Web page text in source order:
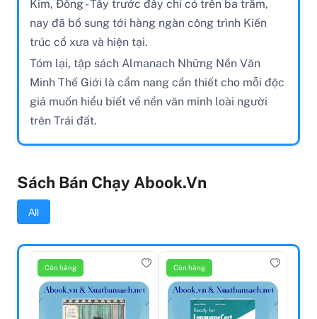
Kim, Đông - Tây trước đây chỉ có trên ba trăm,
nay đã bổ sung tới hàng ngàn công trình Kiến
trúc cổ xưa và hiện tại.
Tóm lại, tập sách Almanach Những Nền Văn
Minh Thế Giới là cẩm nang cần thiết cho mỗi độc
giả muốn hiểu biết về nền văn minh loài người
trên Trái đất.
Sách Bán Chạy Abook.vn
All
Còn hàng Còn hàng